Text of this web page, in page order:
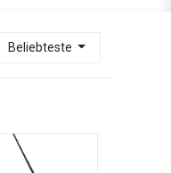
Beliebteste